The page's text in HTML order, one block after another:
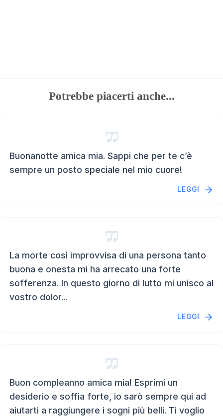
Potrebbe piacerti anche...
Buonanotte amica mia. Sappi che per te c’è
sempre un posto speciale nel mio cuore!
LEGGI
La morte così improvvisa di una persona tanto
buona e onesta mi ha arrecato una forte
sofferenza. In questo giorno di lutto mi unisco al
vostro dolor...
LEGGI
Buon compleanno amica mia! Esprimi un
desiderio e soffia forte, io sarò sempre qui ad
aiutarti a raggiungere i sogni più belli. Ti voglio